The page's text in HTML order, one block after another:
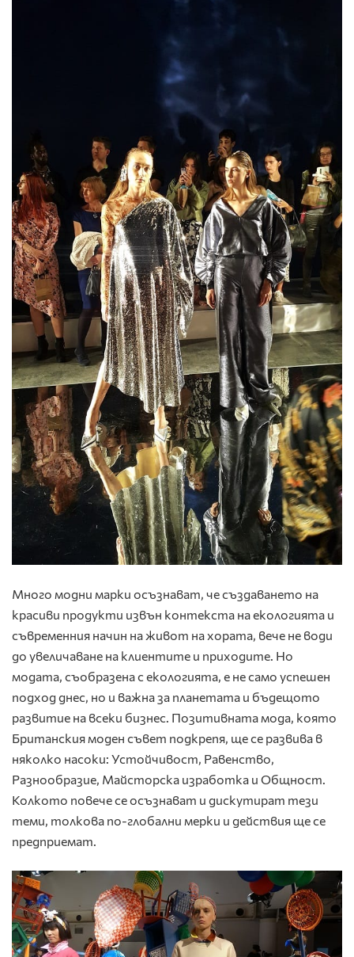
Много модни марки осъзнават, че създаването на
красиви продукти извън контекста на екологията и
съвременния начин на живот на хората, вече не води
до увеличаване на клиентите и приходите. Но
модата, съобразена с екологията, е не само успешен
подход днес, но и важна за планетата и бъдещото
развитие на всеки бизнес. Позитивната мода, която
Британския моден съвет подкрепя, ще се развива в
няколко насоки: Устойчивост, Равенство,
Разнообразие, Майсторска изработка и Общност.
Колкото повече се осъзнават и дискутират тези
теми, толкова по-глобални мерки и действия ще се
предприемат.